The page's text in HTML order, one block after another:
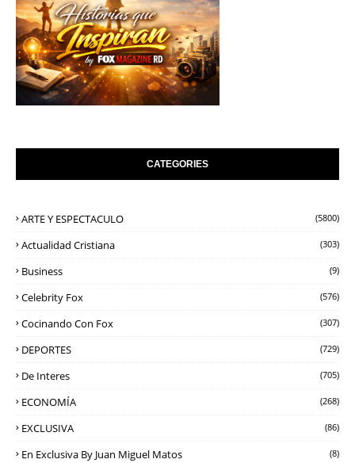
CATEGORIES
ARTE Y ESPECTACULO (5800)
Actualidad Cristiana (303)
Business (9)
Celebrity Fox (576)
Cocinando Con Fox (307)
DEPORTES (729)
De Interes (705)
ECONOMÍA (268)
EXCLUSIVA (86)
En Exclusiva By Juan Miguel Matos (8)